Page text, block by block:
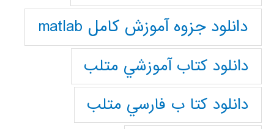
دانلود جزوه آموزش کامل matlab
دانلود كتاب آموزشي متلب
دانلود كتا ب فارسي متلب